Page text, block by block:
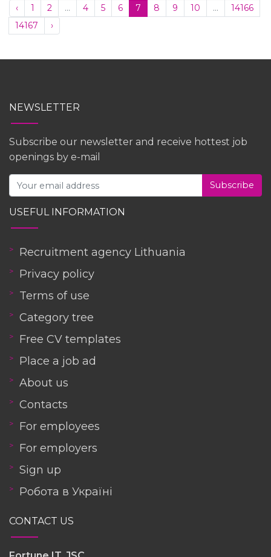
‹ 1 2 ... 4 5 6 7 8 9 10 ...
14166
14167
›
NEWSLETTER
Subscribe our newsletter and receive hottest job
openings by e-mail
Subscribe
USEFUL INFORMATION
Recruitment agency Lithuania
Privacy policy
Terms of use
Category tree
Free CV templates
Place a job ad
About us
Contacts
For employees
For employers
Sign up
Робота в Україні
CONTACT US